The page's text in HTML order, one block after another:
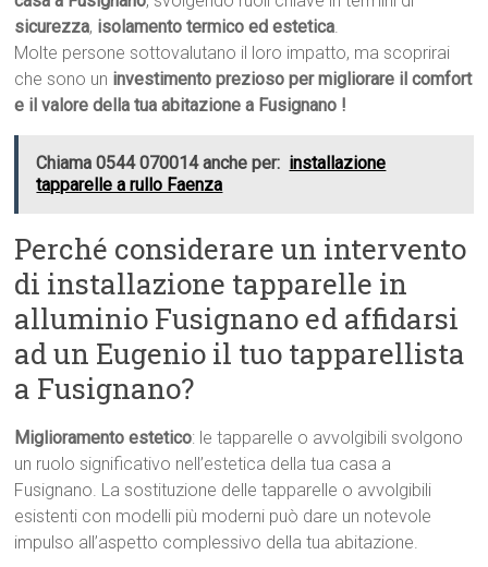
sicurezza, isolamento termico ed estetica.
Molte persone sottovalutano il loro impatto, ma scoprirai
che sono un investimento prezioso per migliorare il comfort
e il valore della tua abitazione a Fusignano !
Chiama 0544 070014 anche per: installazione
tapparelle a rullo Faenza
Perché considerare un intervento
di installazione tapparelle in
alluminio Fusignano ed affidarsi
ad un Eugenio il tuo tapparellista
a Fusignano?
Miglioramento estetico: le tapparelle o avvolgibili svolgono
un ruolo significativo nell’estetica della tua casa a
Fusignano. La sostituzione delle tapparelle o avvolgibili
esistenti con modelli più moderni può dare un notevole
impulso all’aspetto complessivo della tua abitazione.